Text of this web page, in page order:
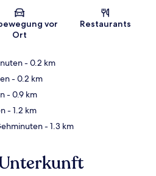
Karte
vor
Ort
Restaurants
- 0.2 km
- 0.2 km
- 0.9 km
- 1.2 km
- 1.3 km